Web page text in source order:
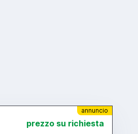
annuncio
prezzo su richiesta